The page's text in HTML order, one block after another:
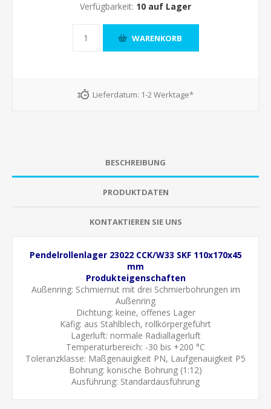
Verfügbarkeit: 10 auf Lager
Lieferdatum: 1-2 Werktage*
BESCHREIBUNG
PRODUKTDATEN
KONTAKTIEREN SIE UNS
Pendelrollenlager 23022 CCK/W33 SKF 110x170x45
mm
Produkteigenschaften
Außenring: Schmiernut mit drei Schmierbohrungen im
Außenring
Dichtung: keine, offenes Lager
Käfig: aus Stahlblech, rollkörpergeführt
Lagerluft: normale Radiallagerluft
Temperaturbereich: -30 bis +200 °C
Toleranzklasse: Maßgenauigkeit PN, Laufgenauigkeit P5
Bohrung: konische Bohrung (1:12)
Ausführung: Standardausführung